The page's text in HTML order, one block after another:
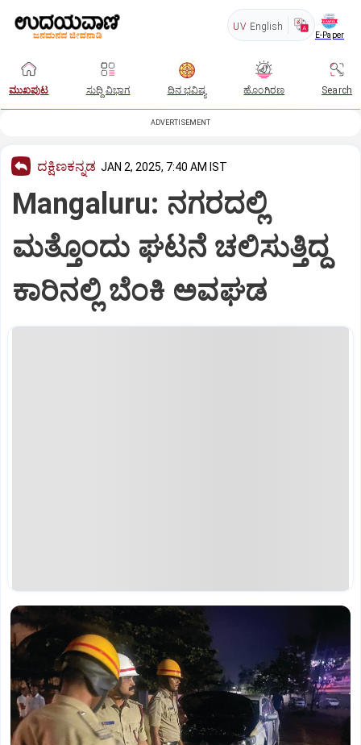
UV English
E-Paper
ಮುಖಪುಟ ಸುದ್ದಿ ವಿಭಾಗ ದಿನ ಭವಿಷ್ಯ ಹೊಂಗಿರಣ Search
ADVERTISEMENT
ದಕ್ಷಿಣಕನ್ನಡ JAN 2, 2025, 7:40 AM IST
Mangaluru: ನಗರದಲ್ಲಿ
ಮತ್ತೊಂದು ಘಟನೆ ಚಲಿಸುತ್ತಿದ್ದ
ಕಾರಿನಲ್ಲಿ ಬೆಂಕಿ ಅವಘಡ